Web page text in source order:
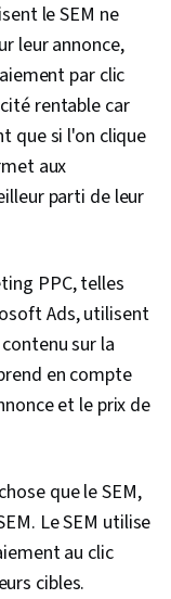
de tableur,
par courrier
Publicité en
sociaux, Présence
médias, Mesure de
Stratégie en
à la
données,
clients,
de l'entonnoir
de la
Stratégie
Stratégies de
Vente,
Recherche sur les
de vente,
le SEM ne
leur annonce,
par clic
rentable car
que si l'on clique
aux
parti de leur
PPC, telles
Ads, utilisent
sur la
en compte
et le prix de
que le SEM,
Le SEM utilise
au clic
cibles.